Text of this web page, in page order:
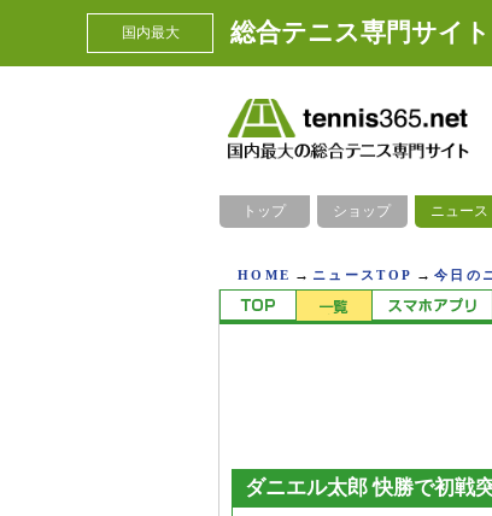
国内最大 総合テニス専門サイト
トップ ショップ ニュース
HOME → ニュースTOP →今日の
ダニエル太郎 快勝で初戦